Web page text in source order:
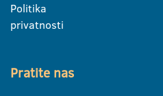
Politika
privatnosti
Pratite nas